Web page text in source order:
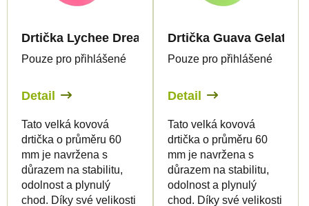
Drtička Lychee Dream - velká
Pouze pro přihlášené
Detail
Tato velká kovová
drtička o průměru 60
mm je navržena s
důrazem na stabilitu,
odolnost a plynulý
chod. Díky své velikosti
Drtička Guava Gelato -
Pouze pro přihlášené
Detail
Tato velká kovová
drtička o průměru 60
mm je navržena s
důrazem na stabilitu,
odolnost a plynulý
chod. Díky své velikosti